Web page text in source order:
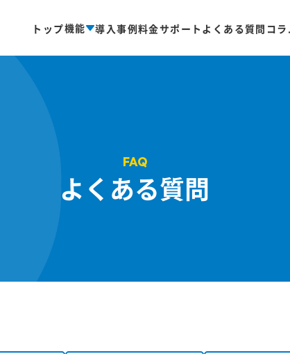
トップ機能 導入事例料金サポート よくある質問 コラ
FAQ
よくある質問